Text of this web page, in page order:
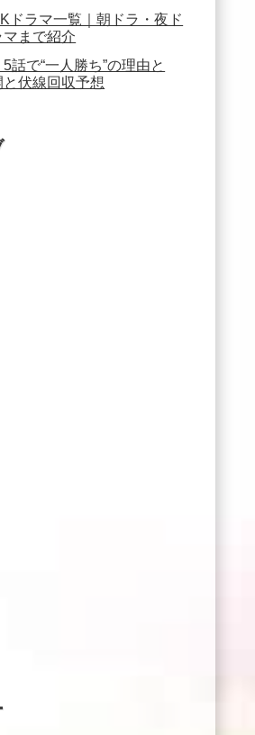
ドラマ一覧｜朝ドラ・夜ド
まで紹介
5話で“一人勝ち”の理由と
伏線回収予想